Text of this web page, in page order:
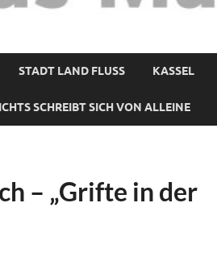
STADT LAND FLUSS KASSEL
SCHREIBT SICH VON ALLEINE
– „Grifte in der